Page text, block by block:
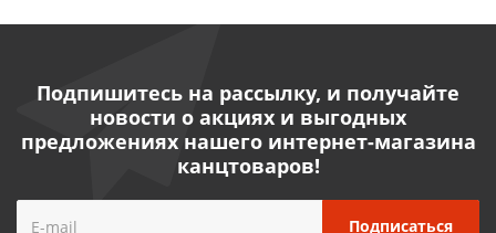
Подпишитесь на рассылку, и получайте
новости о акциях и выгодных
предложениях нашего интернет-магазина
канцтоваров!